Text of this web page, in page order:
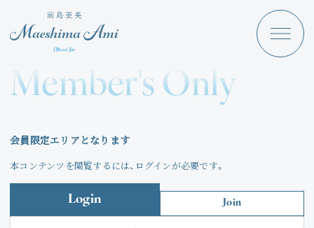
Maeshima Ami Discography
News
Profile
Store
Member's Only
会員限定エリアとなります
本コンテンツを閲覧するには、ログインが必要です。
Login Join